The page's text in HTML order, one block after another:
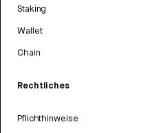
Staking
Wallet
Chain
Rechtliches
Pflichthinweise